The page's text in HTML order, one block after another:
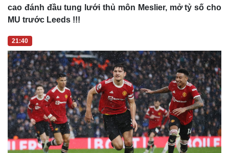
cao đánh đầu tung lưới thủ môn Meslier, mở tỷ số cho
MU trước Leeds !!!
21:40